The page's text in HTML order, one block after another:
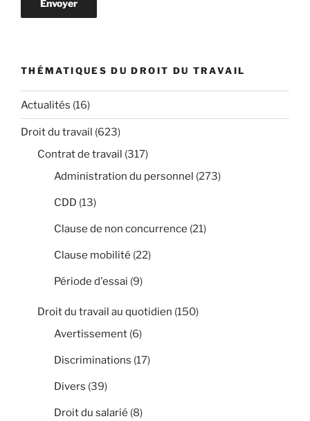
THÉMATIQUES DU DROIT DU TRAVAIL
Actualités (16)
Droit du travail (623)
Contrat de travail (317)
Administration du personnel (273)
CDD (13)
Clause de non concurrence (21)
Clause mobilité (22)
Période d'essai (9)
Droit du travail au quotidien (150)
Avertissement (6)
Discriminations (17)
Divers (39)
Droit du salarié (8)